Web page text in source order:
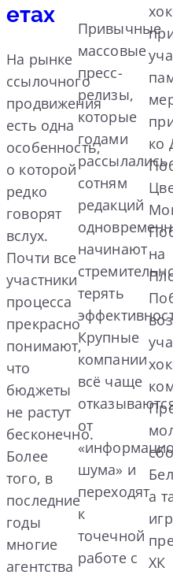
етах
На рынке
ссылочного
продвижения
есть одна
особенность,
о которой
редко
говорят
вслух.
Почти все
участники
процесса
прекрасно
понимают,
что
бюджеты
не растут
бесконечно.
Более
того, в
последние
годы
многие
агентства
Привычные
массовые
пресс-
релизы,
которые
годами
рассылались
сотням
редакций
начинают
терять
Крупные
компании
всё чаще
от
шума» и
переходят
к
точечной
работе с
ко
на
а
ХК